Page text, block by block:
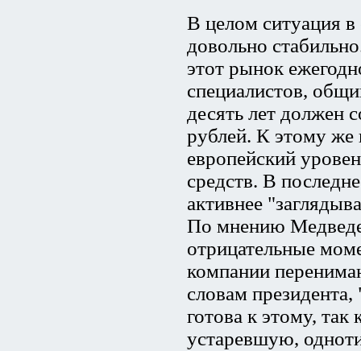
В целом ситуация в
довольно
этот рынок
специалистов,
десять лет должен
рублей. К этому же
европейский
средств. В
активнее
По мнению
отрицательные
компании
словам
готова к этому,
устаревшую,